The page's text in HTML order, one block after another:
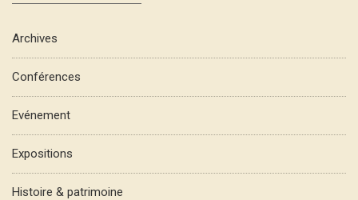
Archives
Conférences
Evénement
Expositions
Histoire & patrimoine